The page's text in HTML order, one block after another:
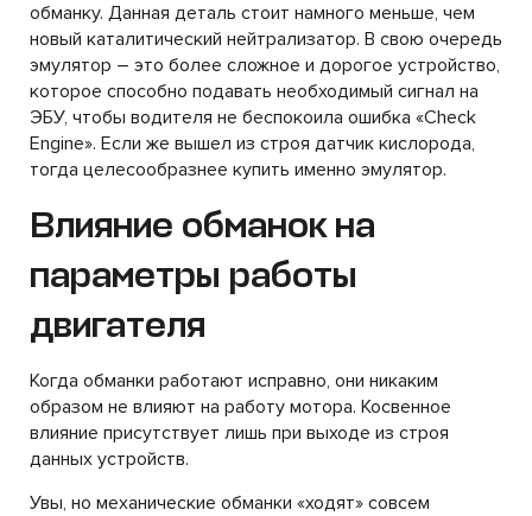
обманку. Данная деталь стоит намного меньше, чем
новый каталитический нейтрализатор. В свою очередь
эмулятор – это более сложное и дорогое устройство,
которое способно подавать необходимый сигнал на
ЭБУ, чтобы водителя не беспокоила ошибка «Check
Engine». Если же вышел из строя датчик кислорода,
тогда целесообразнее купить именно эмулятор.
Влияние обманок на
параметры работы
двигателя
Когда обманки работают исправно, они никаким
образом не влияют на работу мотора. Косвенное
влияние присутствует лишь при выходе из строя
данных устройств.
Увы, но механические обманки «ходят» совсем